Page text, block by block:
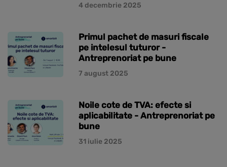
4 decembrie 2025
Primul pachet de masuri fiscale
pe intelesul tuturor -
Antreprenoriat pe bune
7 august 2025
Noile cote de TVA: efecte si
aplicabilitate - Antreprenoriat pe
bune
31 iulie 2025